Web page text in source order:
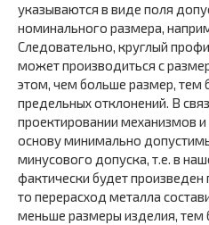
указываются в виде поля
номинального размера,
Следовательно, круглый
может производиться с
этом, чем больше размер, тем
предельных отклонений. В
проектировании механизмов
основу минимально
минусового допуска, т.е. в
фактически будет
то перерасход металла
меньше размеры изделия, тем